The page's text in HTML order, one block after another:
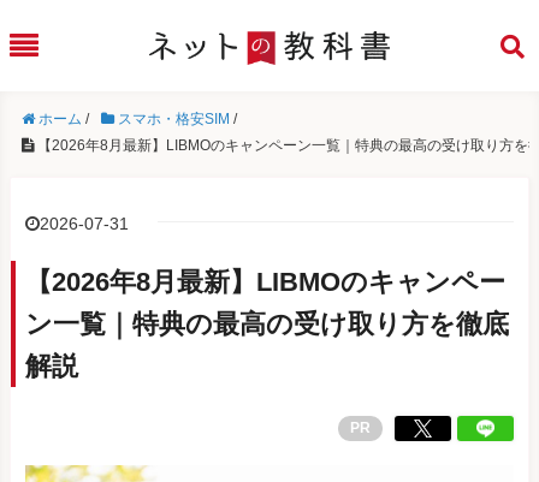
ホーム / スマホ・格安SIM /
【2026年8月最新】LIBMOのキャンペーン一覧｜特典の最高の受け取り方を
2026-07-31
【2026年8月最新】LIBMOのキャンペー
ン一覧｜特典の最高の受け取り方を徹底
解説
PR